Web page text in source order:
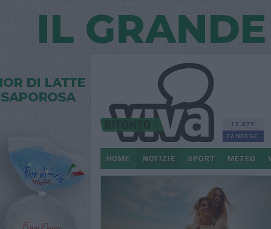
17.877
FANPAGE
HOME NOTIZIE SPORT METEO